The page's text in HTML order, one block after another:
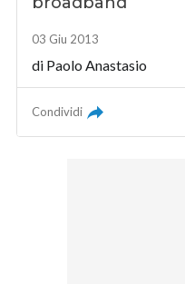
03 Giu 2013
di Paolo Anastasio
Condividi